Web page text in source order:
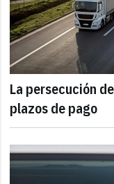
La persecución
plazos de pago